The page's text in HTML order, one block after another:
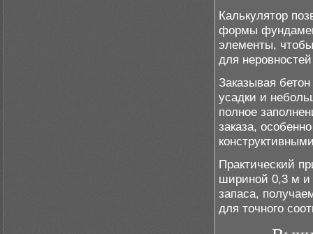
Калькулятор
формы
элементы,
для
Заказывая
усадки и
полное
заказа,
Практический
шириной 0,3 м и
запаса,
для точного